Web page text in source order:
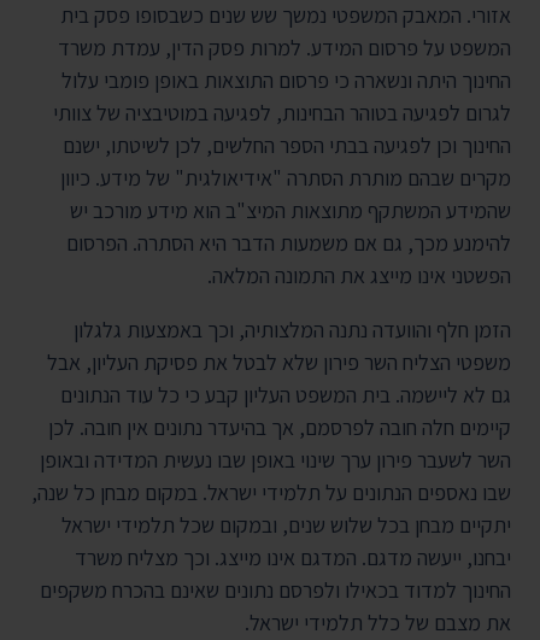
אזורי. המאבק המשפטי נמשך שש שנים כשבסופו פסק בית
המשפט על פרסום המידע. למרות פסק הדין, עמדת משרד
החינוך היתה ונשארה כי פרסום התוצאות באופן פומבי עלול
לגרום לפגיעה בטוהר הבחינות, לפגיעה במוטיבציה של צוותי
החינוך וכן לפגיעה בבתי הספר החלשים, לכן לשיטתו, ישנם
מקרים שבהם מותרת הסתרה "אידיאולגית" של מידע. כיוון
שהמידע המשתקף מתוצאות המיצ"ב הוא מידע מורכב יש
להימנע מכך, גם אם משמעות הדבר היא הסתרה. הפרסום
הפשטני אינו מייצג את התמונה המלאה.
הזמן חלף והוועדה נתנה המלצותיה, וכך באמצעות גלגלון
משפטי הצליח השר פירון שלא לבטל את פסיקת העליון, אבל
גם לא ליישמה. בית המשפט העליון קבע כי כל עוד הנתונים
קיימים חלה חובה לפרסמם, אך בהיעדר נתונים אין חובה. לכן
השר לשעבר פירון ערך שינוי באופן שבו נעשית המדידה ובאופן
שבו נאספים הנתונים על תלמידי ישראל. במקום מבחן כל שנה,
יתקיים מבחן בכל שלוש שנים, ובמקום שכל תלמידי ישראל
יבחנו, ייעשה מדגם. המדגם אינו מייצג. וכך מצליח משרד
החינוך למדוד בכאילו ולפרסם נתונים שאינם בהכרח משקפים
את מצבם של כלל תלמידי ישראל.